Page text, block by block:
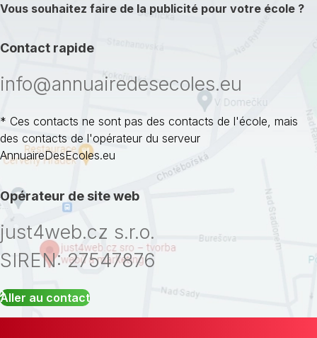
Vous souhaitez faire de la publicité pour votre école ?
Contact rapide
info@annuairedesecoles.eu
* Ces contacts ne sont pas des contacts de l'école, mais
des contacts de l'opérateur du serveur
AnnuaireDesEcoles.eu
Opérateur de site web
just4web.cz s.r.o.
SIREN: 27547876
Aller au contact